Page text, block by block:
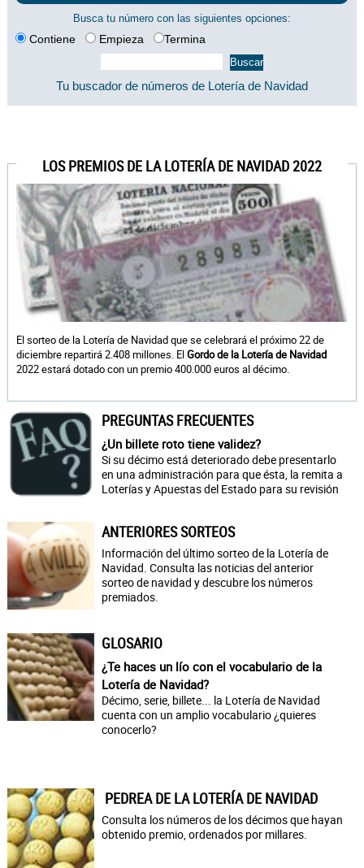
Busca tu número con las siguientes opciones:
Contiene Empieza Termina
Tu buscador de números de Lotería de Navidad
LOS PREMIOS DE LA LOTERÍA DE NAVIDAD 2022
El sorteo de la Lotería de Navidad que se celebrará el próximo 22 de
diciembre repartirá 2.408 millones. ElGordo de la Lotería de Navidad
2022 estará dotado con un premio 400.000 euros al décimo.
PREGUNTAS FRECUENTES
¿Un billete roto tiene validez?
Si su décimo está deteriorado debe presentarlo
en una administración para que ésta, la remita a
Loterías y Apuestas del Estado para su revisión
ANTERIORES SORTEOS
Información del último sorteo de la Lotería de
Navidad. Consulta las noticias del anterior
sorteo de navidad y descubre los números
premiados.
GLOSARIO
¿Te haces un lío con el vocabulario de la
Lotería de Navidad?
Décimo, serie, billete... la Lotería de Navidad
cuenta con un amplio vocabulario ¿quieres
conocerlo?
PEDREA DE LA LOTERÍA DE NAVIDAD
Consulta los números de los décimos que hayan
obtenido premio, ordenados por millares.